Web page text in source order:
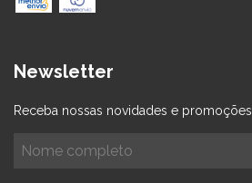
Newsletter
Receba nossas novidades e promoções.